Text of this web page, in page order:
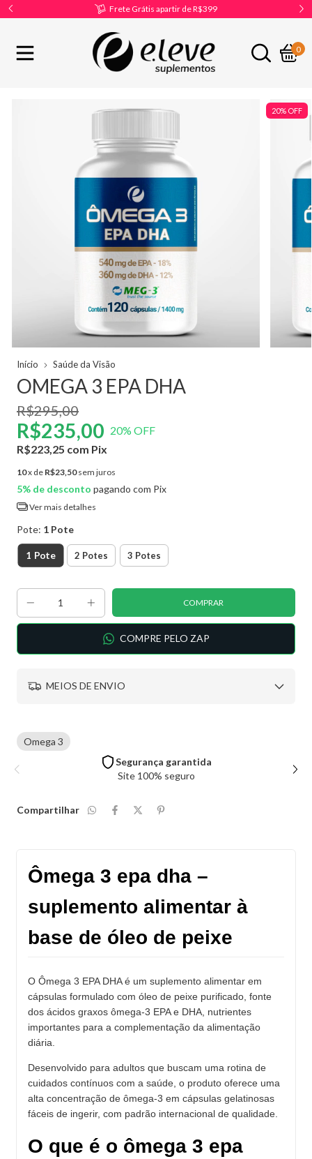
Frete Grátis apartir de R$399
0
20% OFF
Início Saúde da Visão
OMEGA 3 EPA DHA
R$295,00
R$235,00 20% OFF
R$223,25 com Pix
10x de R$23,50 sem juros
5% de desconto pagando com Pix
Ver mais detalhes
Pote: 1 Pote
1 Pote 2 Potes 3 Potes
COMPRE PELO ZAP
MEIOS DE ENVIO
Omega 3
Segurança garantida
Site 100% seguro
Compartilhar
Ômega 3 epa dha –
suplemento alimentar à
base de óleo de peixe
O Ômega 3 EPA DHA é um suplemento alimentar em
cápsulas formulado com óleo de peixe purificado, fonte
dos ácidos graxos ômega-3 EPA e DHA, nutrientes
importantes para a complementação da alimentação
diária.
Desenvolvido para adultos que buscam uma rotina de
cuidados contínuos com a saúde, o produto oferece uma
alta concentração de ômega-3 em cápsulas gelatinosas
fáceis de ingerir, com padrão internacional de qualidade.
O que é o ômega 3 epa